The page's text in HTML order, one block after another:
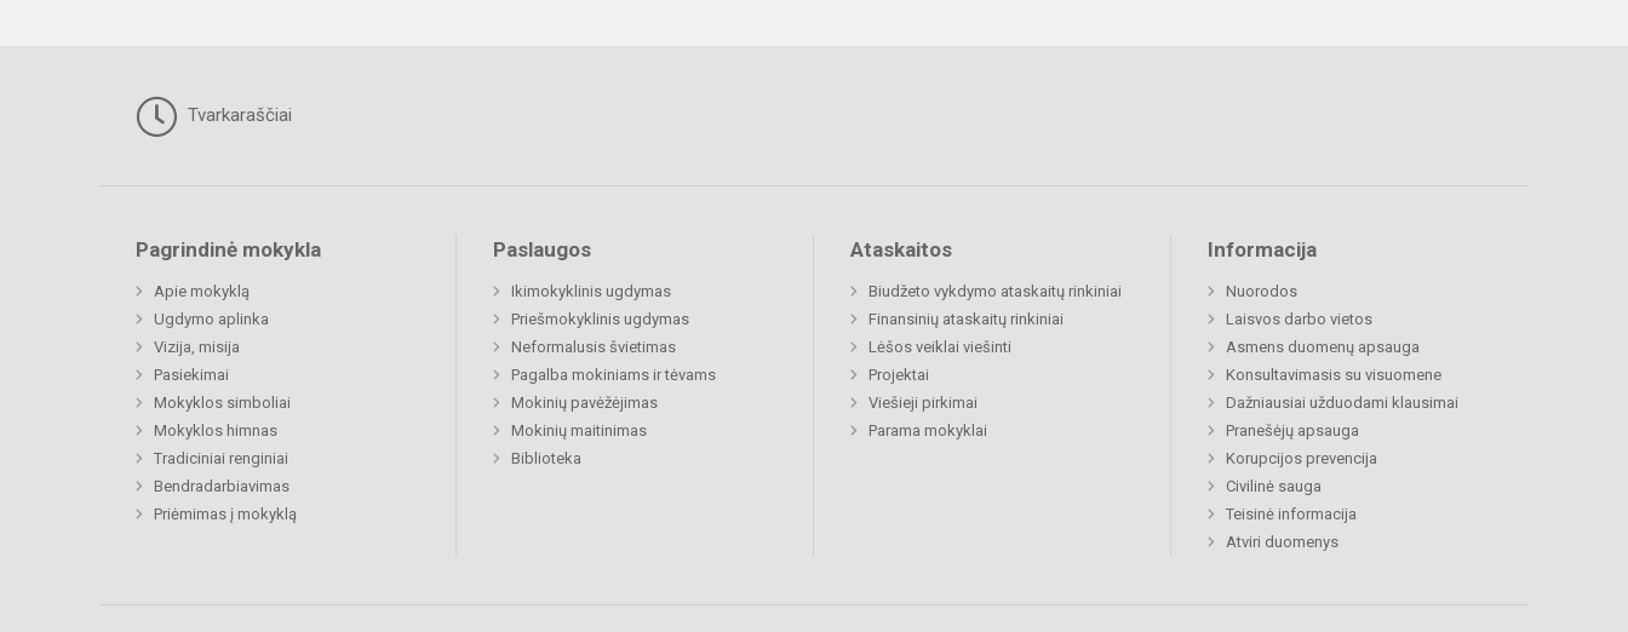
Tvarkaraščiai
Pagrindinė mokykla
Apie mokyklą
Ugdymo aplinka
Vizija, misija
Pasiekimai
Mokyklos simboliai
Mokyklos himnas
Tradiciniai renginiai
Bendradarbiavimas
Priėmimas į mokyklą
Paslaugos
Ikimokyklinis ugdymas
Priešmokyklinis ugdymas
Neformalusis švietimas
Pagalba mokiniams ir tėvams
Mokinių pavėžėjimas
Mokinių maitinimas
Biblioteka
Ataskaitos
Biudžeto vykdymo ataskaitų rinkiniai
Finansinių ataskaitų rinkiniai
Lėšos veiklai viešinti
Projektai
Viešieji pirkimai
Parama mokyklai
Informacija
Nuorodos
Laisvos darbo vietos
Asmens duomenų apsauga
Konsultavimasis su visuomene
Dažniausiai užduodami klausimai
Pranešėjų apsauga
Korupcijos prevencija
Civilinė sauga
Teisinė informacija
Atviri duomenys